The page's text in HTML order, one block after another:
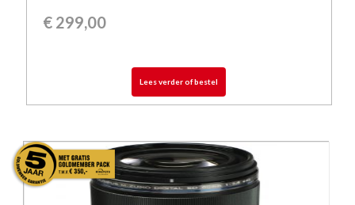
€299,00
Lees verder of bestel